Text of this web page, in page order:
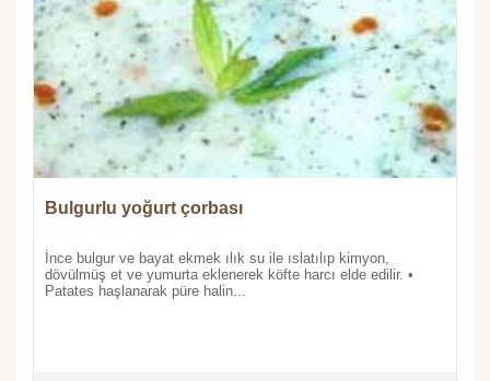
Bulgurlu yoğurt çorbası
İnce bulgur ve bayat ekmek ılık su ile ıslatılıp kimyon,
dövülmüş et ve yumurta eklenerek köfte harcı elde edilir. •
Patates haşlanarak püre halin...